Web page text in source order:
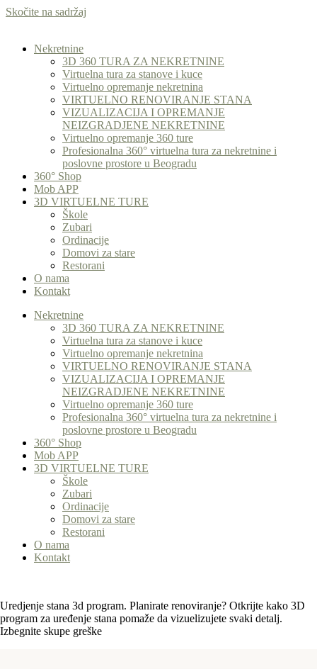
Skočite na sadržaj
Nekretnine
3D 360 TURA ZA NEKRETNINE
Virtuelna tura za stanove i kuce
Virtuelno opremanje nekretnina
VIRTUELNO RENOVIRANJE STANA
VIZUALIZACIJA I OPREMANJE
NEIZGRADJENE NEKRETNINE
Virtuelno opremanje 360 ture
Profesionalna 360° virtuelna tura za nekretnine i
poslovne prostore u Beogradu
360° Shop
Mob APP
3D VIRTUELNE TURE
Škole
Zubari
Ordinacije
Domovi za stare
Restorani
O nama
Kontakt
Nekretnine
3D 360 TURA ZA NEKRETNINE
Virtuelna tura za stanove i kuce
Virtuelno opremanje nekretnina
VIRTUELNO RENOVIRANJE STANA
VIZUALIZACIJA I OPREMANJE
NEIZGRADJENE NEKRETNINE
Virtuelno opremanje 360 ture
Profesionalna 360° virtuelna tura za nekretnine i
poslovne prostore u Beogradu
360° Shop
Mob APP
3D VIRTUELNE TURE
Škole
Zubari
Ordinacije
Domovi za stare
Restorani
O nama
Kontakt
Uredjenje stana 3d program. Planirate renoviranje? Otkrijte kako 3D
program za uređenje stana pomaže da vizuelizujete svaki detalj.
Izbegnite skupe greške